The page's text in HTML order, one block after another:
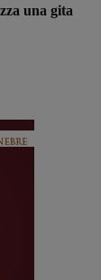
una gita